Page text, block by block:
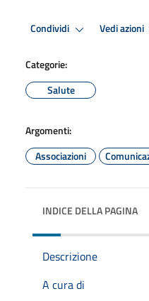
Condividi Vedi azioni
Categorie:
Salute
Argomenti:
Associazioni
INDICE DELLA PAGINA
Descrizione
A cura di